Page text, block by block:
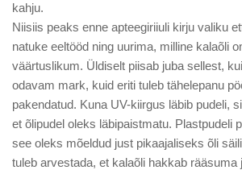
kahju.
Niisiis peaks enne apteegiriiuli kirju valiku
natuke eeltööd ning uurima, milline kalaõli
väärtuslikum. Üldiselt piisab juba sellest,
odavam mark, kuid eriti tuleb tähelepanu
pakendatud. Kuna UV-kiirgus läbib pudeli,
et õlipudel oleks läbipaistmatu. Plastpudeli
see oleks mõeldud just pikaajaliseks õli
tuleb arvestada, et kalaõli hakkab rääsuma